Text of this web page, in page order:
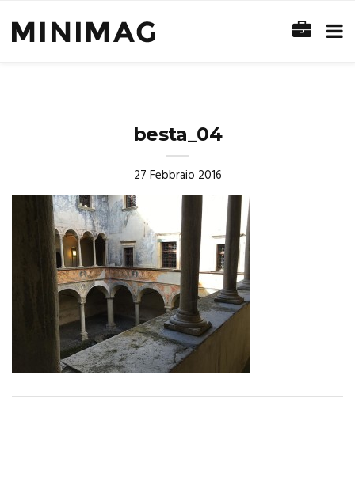
besta_04
27 Febbraio 2016